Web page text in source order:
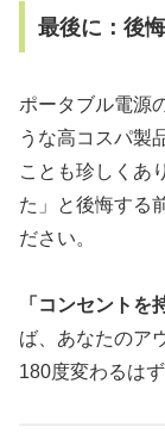
最後に：後
ポータブル電源
うな高コスパ製
ことも珍しくあ
た」と後悔する
ださい。
「コンセントを
ば、あなたのア
180度変わるはず